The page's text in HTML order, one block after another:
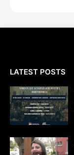
LATEST POSTS